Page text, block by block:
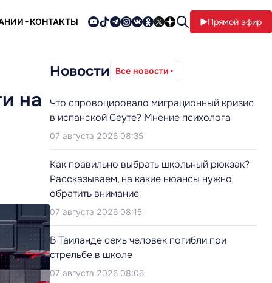
КОНТАКТЫ Прямой эфир
на
Новости Все новости
Что спровоцировало миграционный кризис
в испанской Сеуте? Мнение психолога
07 августа 2026 08:35
Как правильно выбрать школьный рюкзак?
Рассказываем, на какие нюансы нужно
обратить внимание
07 августа 2026 08:15
В Таиланде семь человек погибли при
стрельбе в школе
07 августа 2026 08:06